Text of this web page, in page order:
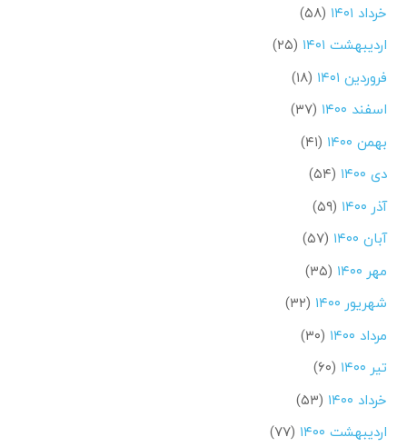
خرداد ۱۴۰۱
(۵۸)
اردیبهشت ۱۴۰۱
(۲۵)
فروردین ۱۴۰۱
(۱۸)
اسفند ۱۴۰۰
(۳۷)
بهمن ۱۴۰۰
(۴۱)
دی ۱۴۰۰
(۵۴)
آذر ۱۴۰۰
(۵۹)
آبان ۱۴۰۰
(۵۷)
مهر ۱۴۰۰
(۳۵)
شهریور ۱۴۰۰
(۳۲)
مرداد ۱۴۰۰
(۳۰)
تیر ۱۴۰۰
(۶۰)
خرداد ۱۴۰۰
(۵۳)
اردیبهشت ۱۴۰۰
(۷۷)